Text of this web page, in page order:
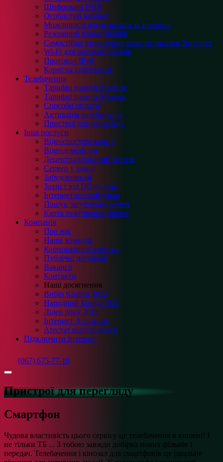
Шифровані DNS
Особистий кабінет
Можливості щодо оплати за Інтернет
Резервний канал Starlink
Самостійне визначення чому не працює Інтернет
Wi-Fi для масових заходів
Протокол IPv6
Корисна інформація
Телебачення
Тарифні пакети Sweet.tv
Тарифні пакети Megogo
Способи оплати
Активація телебачення
Пристрої для перегляду
Інші послуги
Відеоспостереження
Відеодомофони
Децентралізований зв'язок
Сервер у хмарі
Забудовникам
Захист від DDoS атак
Інтернет-провайдерам
Пошук загублених речей
Карта повітряних тривог
Компанія
Про нас
Наша команда
Корпоративні клієнти
Публічні договори
Вакансії
Контакти
Наші досягнення
Вибір Країни 2023
Народний Бренд 2021
Лідер року 2018
Інтернет Асоціація
Атестат відповідності
Підключити Інтернет
(067) 675-77-10
Пристрої для перегляду
Смартфон
Чудова властивість цього сервісу це телебачення в кишені! І
не тільки ТБ ... З тобою завжди добірка нових фільмів і
передач. Телебачення і кінозал для смартфонів це ідеальне